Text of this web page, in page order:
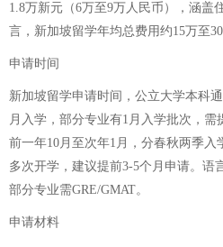
1.8万新元（6万至9万人民币），涵盖
言，新加坡留学年均总费用约15万至30
申请时间
新加坡留学申请时间，公立大学本科
月入学，部分专业有1月入学批次，
前一年10月至次年1月，分春秋两季
多次开学，建议提前3-5个月申请。语
部分专业需GRE/GMAT。
申请材料